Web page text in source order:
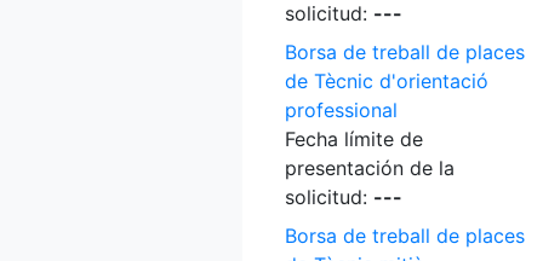
solicitud: ---
Borsa de treball de places
de Tècnic d'orientació
professional
Fecha límite de
presentación de la
solicitud: ---
Borsa de treball de places